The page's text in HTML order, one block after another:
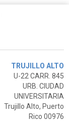
TRUJILLO ALTO
U-22 CARR. 845
URB. CIUDAD
UNIVERSITARIA
Trujillo Alto, Puerto
Rico 00976